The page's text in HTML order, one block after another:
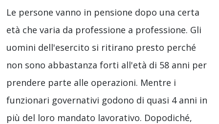
Le persone vanno in pensione dopo una certa
età che varia da professione a professione. Gli
uomini dell'esercito si ritirano presto perché
non sono abbastanza forti all'età di 58 anni per
prendere parte alle operazioni. Mentre i
funzionari governativi godono di quasi 4 anni in
più del loro mandato lavorativo. Dopodiché,